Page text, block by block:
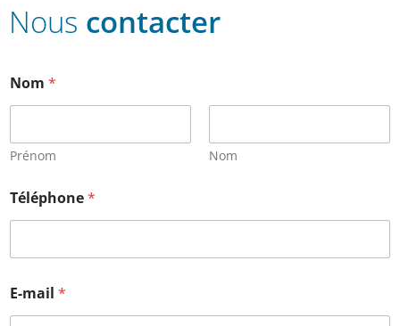
Nous contacter
Nom *
Prénom Nom
Téléphone*
E-mail *